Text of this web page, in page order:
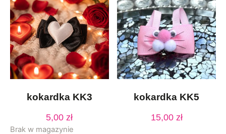
kokardka KK3
5,00 zł
Brak w magazynie
kokardka KK5
15,00 zł